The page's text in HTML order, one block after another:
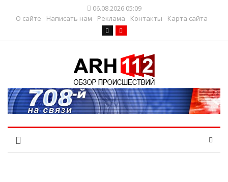
06.08.2026 05:09
О сайте
Написать нам Реклама Контакты Карта сайта